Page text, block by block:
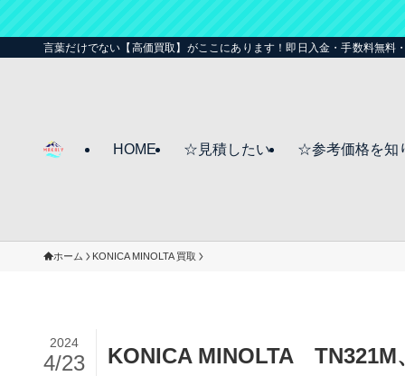
言葉だけでない【高価買取】がここにあります！即日入金・手数料無
HOME ☆見積したい ☆参考価格を知
ホーム KONICA MINOLTA 買取
KONICA MINOLTA TN321M
2024
4/23